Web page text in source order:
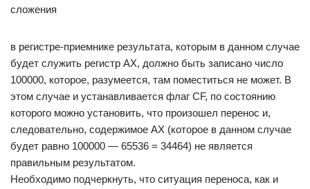
сложения
в регистре-приемнике результата, которым в данном случае
будет служить регистр АХ, должно быть записано число
100000, которое, разумеется, там поместиться не может. В
этом случае и устанавливается флаг CF, по состоянию
которого можно установить, что произошел перенос и,
следовательно, содержимое АХ (которое в данном случае
будет равно 100000 — 65536 = 34464) не является
правильным результатом.
Необходимо подчеркнуть, что ситуация переноса, как и